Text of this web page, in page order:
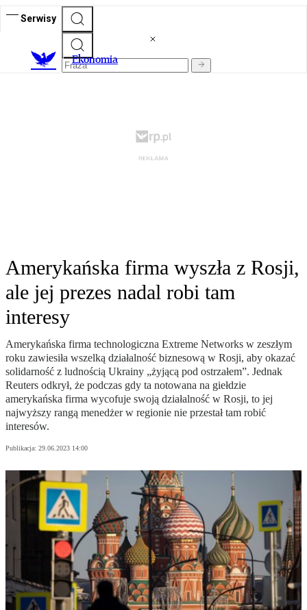
Serwisy
Ekonomia
Amerykańska firma wyszła z Rosji,
ale jej prezes nadal robi tam
interesy
Amerykańska firma technologiczna Extreme Networks w zeszłym
roku zawiesiła wszelką działalność biznesową w Rosji, aby okazać
solidarność z ludnością Ukrainy „żyjącą pod ostrzałem”. Jednak
Reuters odkrył, że podczas gdy ta notowana na giełdzie
amerykańska firma wycofuje swoją działalność w Rosji, to jej
najwyższy rangą menedżer w regionie nie przestał tam robić
interesów.
Publikacja: 29.06.2023 14:00